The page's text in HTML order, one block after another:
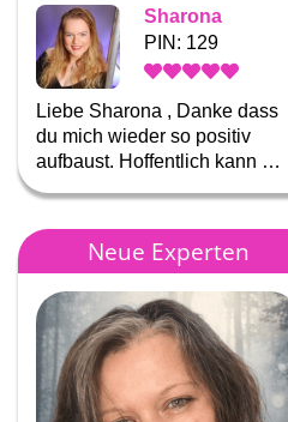
Sharona
PIN: 129
Liebe Sharona , Danke dass
du mich wieder so positiv
aufbaust. Hoffentlich kann …
Neue Experten